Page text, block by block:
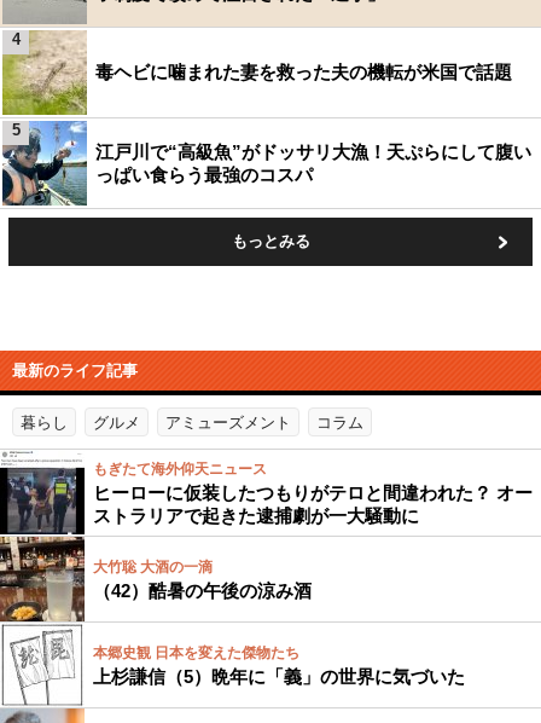
毒ヘビに噛まれた妻を救った夫の機転が米国で話題
4
江戸川で“高級魚”がドッサリ大漁！天ぷらにして腹い
っぱい食らう最強のコスパ
5
もっとみる
最新のライフ記事
暮らし グルメ アミューズメント コラム
もぎたて海外仰天ニュース
ヒーローに仮装したつもりがテロと間違われた？ オー
ストラリアで起きた逮捕劇が一大騒動に
大竹聡 大酒の一滴
（42）酷暑の午後の涼み酒
本郷史観 日本を変えた傑物たち
上杉謙信（5）晩年に「義」の世界に気づいた